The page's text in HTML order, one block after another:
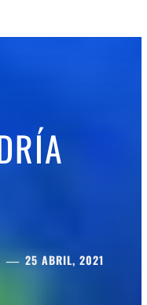
25 ABRIL, 2021